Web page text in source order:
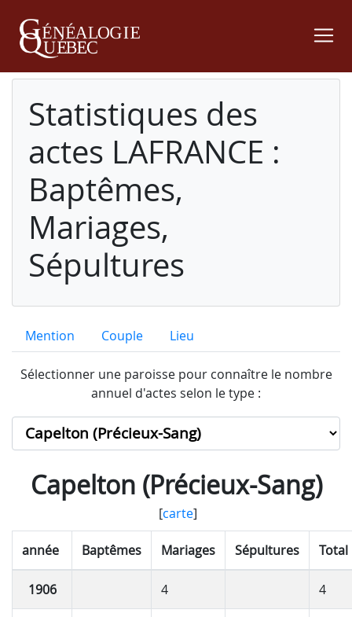
Statistiques des
actes LAFRANCE :
Baptêmes,
Mariages,
Sépultures
Mention Couple Lieu
Sélectionner une paroisse pour connaître le nombre
annuel d'actes selon le type :
Capelton (Précieux-Sang)
[carte]
année Baptêmes Mariages Sépultures Total
1906 4 4